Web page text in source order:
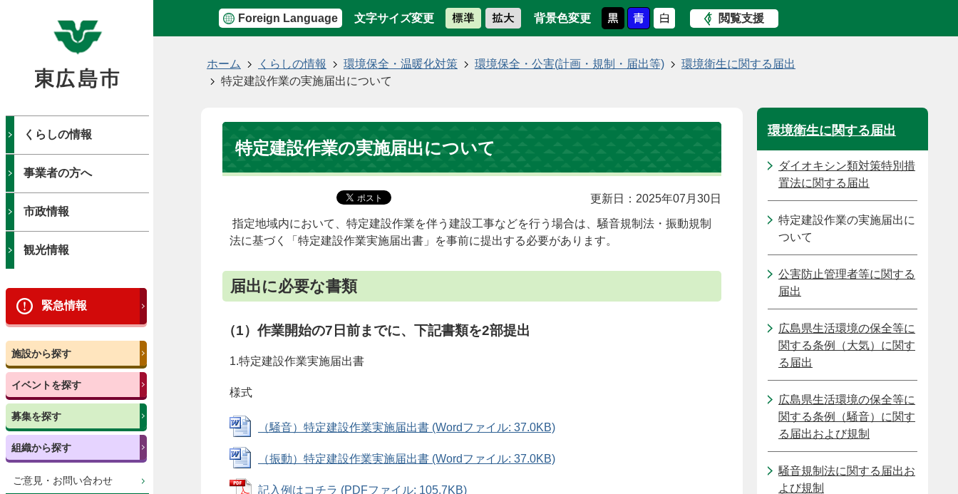
Foreign Language 文字サイズ変更 背景色変更 閲覧支援
くらしの情報
事業者の方へ
市政情報
観光情報
緊急情報
施設から探す
イベントを探す
募集を探す
組織から探す
ご意見・お問い合わせ
ホーム くらしの情報 環境保全・温暖化対策 環境保全・公害(計画・規制・届出等)
環境衛生に関する届出
特定建設作業の実施届出について
特定建設作業の実施届出について
更新日：2025年07月30日
指定地域内において、特定建設作業を伴う建設工事などを行う場合は、騒音規制法・振動規制
法に基づく「特定建設作業実施届出書」を事前に提出する必要があります。
届出に必要な書類
（1）作業開始の7日前までに、下記書類を2部提出
1.特定建設作業実施届出書
様式
（騒音）特定建設作業実施届出書 (Wordファイル: 37.0KB)
（振動）特定建設作業実施届出書 (Wordファイル: 37.0KB)
記入例はコチラ (PDFファイル: 105.7KB)
環境衛生に関する届出
ダイオキシン類対策特別措
置法に関する届出
特定建設作業の実施届出に
ついて
公害防止管理者等に関する
届出
広島県生活環境の保全等に
関する条例（大気）に関す
る届出
広島県生活環境の保全等に
関する条例（騒音）に関す
る届出および規制
騒音規制法に関する届出お
よび規制